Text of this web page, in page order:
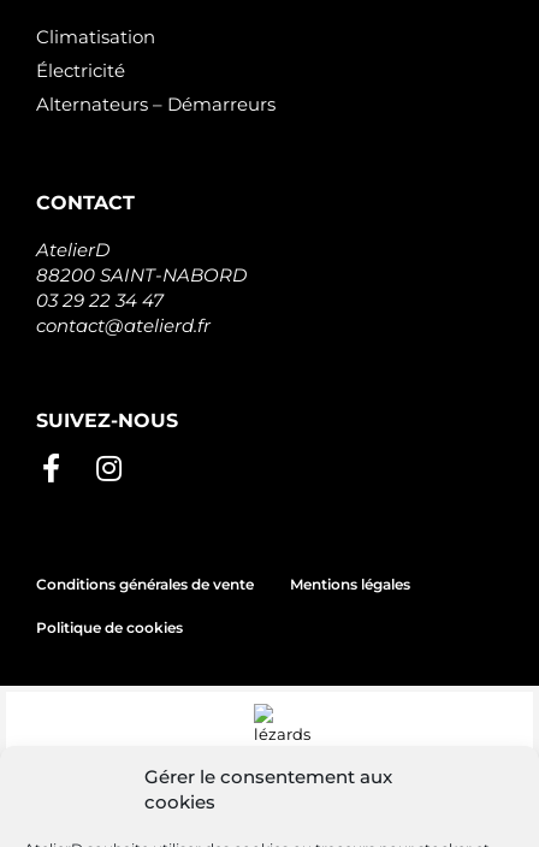
Gérer le consentement aux
cookies
Climatisation
Électricité
Alternateurs – Démarreurs
CONTACT
AtelierD
88200 SAINT-NABORD
03 29 22 34 47
contact@atelierd.fr
SUIVEZ-NOUS
Conditions générales de vente Mentions légales
Politique de cookies